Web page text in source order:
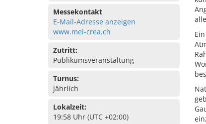
Messekontakt
E-Mail-Adresse anzeigen
www.mei-crea.ch
Zutritt:
Publikumsveranstaltung
Turnus:
jährlich
Lokalzeit:
19:58 Uhr (UTC +02:00)